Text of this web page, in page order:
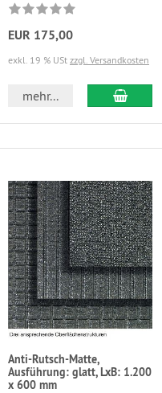
EUR 175,00
exkl. 19 % USt zzgl. Versandkosten
mehr...
Anti-Rutsch-Matte,
Ausführung: glatt, LxB: 1.200
x 600 mm